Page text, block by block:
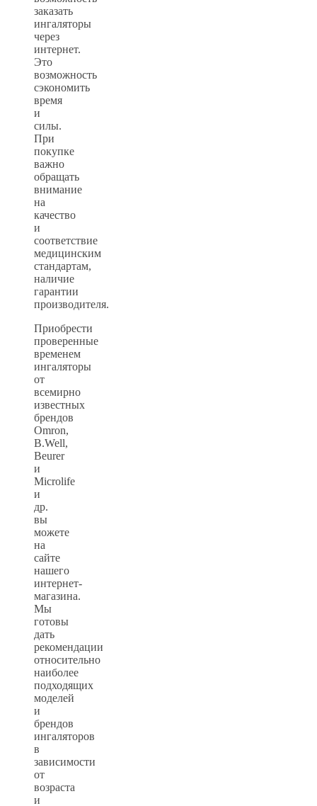
заказать
ингаляторы
через
интернет.
Это
возможность
сэкономить
время
и
силы.
При
покупке
важно
обращать
внимание
на
качество
и
соответствие
медицинским
стандартам,
наличие
гарантии
производителя.
Приобрести
проверенные
временем
ингаляторы
от
всемирно
известных
брендов
Omron,
B.Well,
Beurer
и
Microlife
и
др.
вы
можете
на
сайте
нашего
интернет-
магазина.
Мы
готовы
дать
рекомендации
относительно
наиболее
подходящих
моделей
и
брендов
ингаляторов
в
зависимости
от
возраста
и